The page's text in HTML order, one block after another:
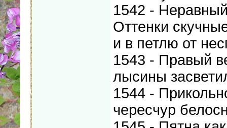
1542 -
Оттенки
и в петлю от
1543 - Правый
лысины
1544 -
чересчур